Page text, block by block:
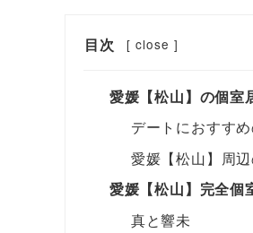
目次 [ close ]
愛媛【松山】の個室
デートにおすす
愛媛【松山】周
愛媛【松山】完全個
真と響未